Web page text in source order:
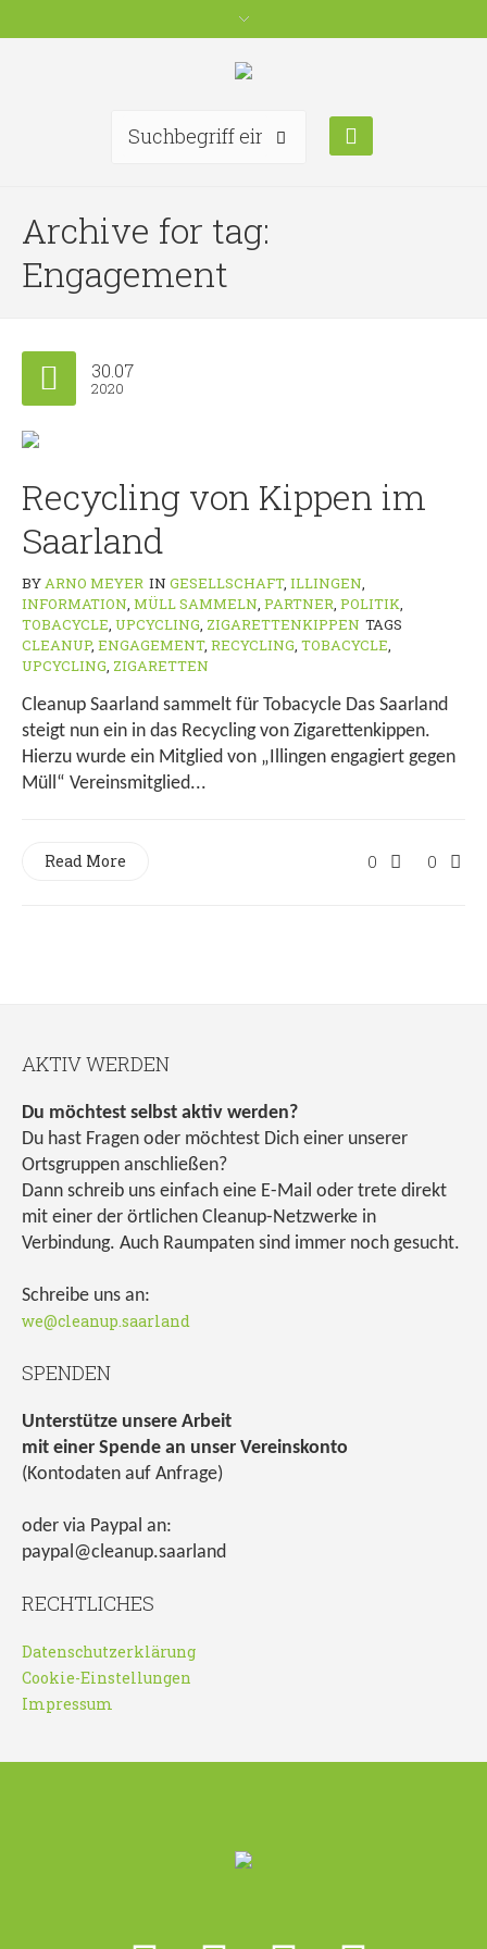
Archive for tag:
Engagement
30.07
2020
Recycling von Kippen im
Saarland
BYARNO MEYER IN GESELLSCHAFT, ILLINGEN,
INFORMATION, MÜLL SAMMELN, PARTNER, POLITIK,
TOBACYCLE, UPCYCLING, ZIGARETTENKIPPEN TAGS
CLEANUP, ENGAGEMENT, RECYCLING, TOBACYCLE,
UPCYCLING, ZIGARETTEN
Cleanup Saarland sammelt für Tobacycle Das Saarland
steigt nun ein in das Recycling von Zigarettenkippen.
Hierzu wurde ein Mitglied von „Illingen engagiert gegen
Müll“ Vereinsmitglied...
0 0
Read More
AKTIV WERDEN
Du möchtest selbst aktiv werden?
Du hast Fragen oder möchtest Dich einer unserer
Ortsgruppen anschließen?
Dann schreib uns einfach eine E-Mail oder trete direkt
mit einer der örtlichen Cleanup-Netzwerke in
Verbindung. Auch Raumpaten sind immer noch gesucht.
Schreibe uns an:
we@cleanup.saarland
SPENDEN
Unterstütze unsere Arbeit
mit einer Spende an unser Vereinskonto
(Kontodaten auf Anfrage)
oder via Paypal an:
paypal@cleanup.saarland
RECHTLICHES
Datenschutzerklärung
Cookie-Einstellungen
Impressum